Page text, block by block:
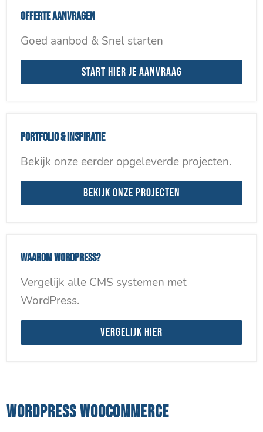
Offerte aanvragen
Goed aanbod & Snel starten
Start hier je aanvraag
Portfolio & inspiratie
Bekijk onze eerder opgeleverde projecten.
Bekijk onze projecten
Waarom WordPress?
Vergelijk alle CMS systemen met
WordPress.
Vergelijk hier
WORDPRESS WOOCOMMERCE